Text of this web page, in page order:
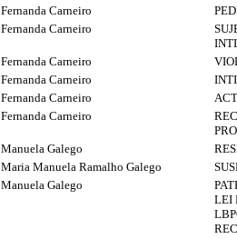
Fernanda Carneiro
Fernanda Carneiro
Fernanda Carneiro
Fernanda Carneiro
Fernanda Carneiro
Fernanda Carneiro
Manuela Galego
Maria Manuela Ramalho Galego
Manuela Galego
LEI